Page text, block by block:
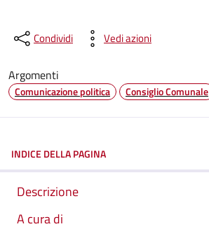
Condividi Vedi azioni
Argomenti
Comunicazione politica Consiglio Comunale
INDICE DELLA PAGINA
Descrizione
A cura di